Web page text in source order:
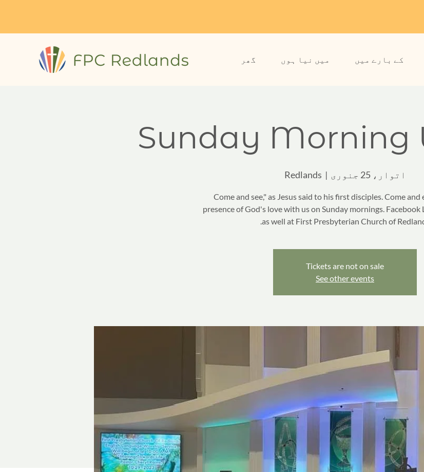
گھر میں نیا ہوں کے بارے میں
Sunday Morning
اتوار، 25 جنوری
  |
Redlands
"Come and see," as Jesus said to his first disciples. Come
presence of God's love with us on Sunday mornings. Facebook
as well at First Presbyterian Church of
Tickets are not on sale
See other events